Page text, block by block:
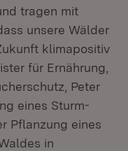
tragen mit
unsere Wälder
klimapositiv
für Ernährung,
Peter
eines Sturm-
Pflanzung eines
in